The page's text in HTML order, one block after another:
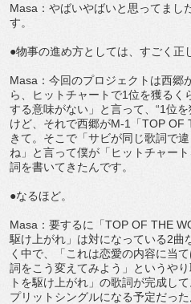
Masa：やばいやばいと思ってまし
す。
●物事の進め方としては、すごく正
Masa：今回のプロジェクトは西郷
ら、ヒットチャートで1位を獲るく
する意味がない」と言って、“1位
けど、それで西郷がM-1「TOP OF
きて。そこで「サビが同じ歌詞で
ね」と言って僕が「ヒットチャー
詞を書いてきたんです。
●なるほど。
Masa：要するに「TOP OF THE
駆け上がれ」は対になっている2曲
く中で、「これは恋愛の内容に当
詞をこう変えてみよう」というや
トを駆け上がれ」の歌詞が完成し
プリットシングルになる予定だっ